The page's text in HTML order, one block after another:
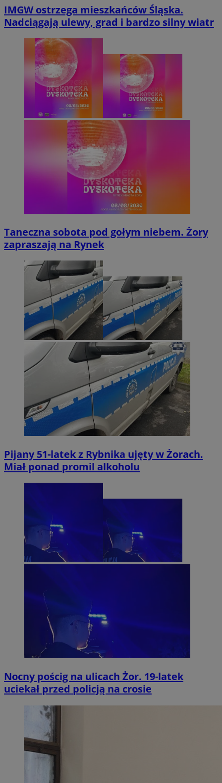
IMGW ostrzega mieszkańców Śląska.
Nadciągają ulewy, grad i bardzo silny wiatr
Taneczna sobota pod gołym niebem. Żory
zapraszają na Rynek
Pijany 51-latek z Rybnika ujęty w Żorach.
Miał ponad promil alkoholu
Nocny pościg na ulicach Żor. 19-latek
uciekał przed policją na crosie